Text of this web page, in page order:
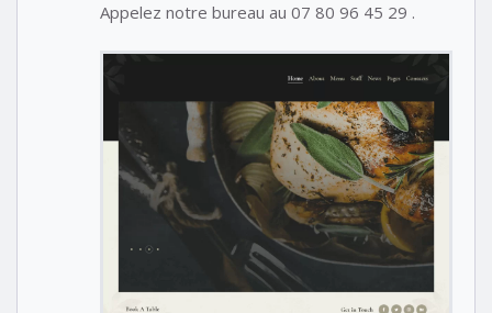
Appelez notre bureau au 07 80 96 45 29 .